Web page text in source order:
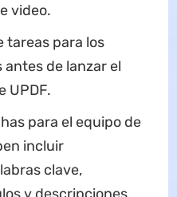
video.
tareas para los
de lanzar el
UPDF.
para el equipo de
incluir
clave,